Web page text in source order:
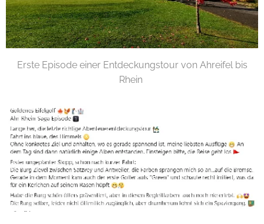
Erste Episode einer Entdeckungstour von Ahreifel bis
Rhein